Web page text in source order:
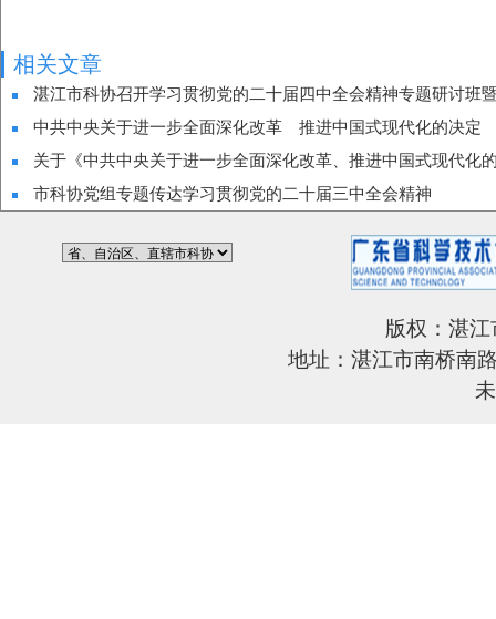
相关文章
湛江市科协召开学习贯彻党的二十届四中全会精神专题研讨班
中共中央关于进一步全面深化改革 推进中国式现代化的决定
关于《中共中央关于进一步全面深化改革、推进中国式现代化
市科协党组专题传达学习贯彻党的二十届三中全会精神
版权：湛
地址：湛江市南桥南